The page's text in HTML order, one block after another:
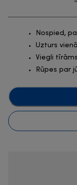
Nospied,
Uzturs
Viegli tīrāms
Rūpes par